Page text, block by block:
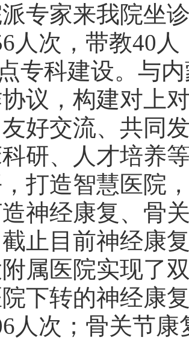
专家来我院坐
人次，带教40
专科建设。与
议，构建对上
好交流、共同
研、人才培养
打造智慧医院
神经康复、骨
止目前神经康
属医院实现了
下转的神经康
人次；骨关节